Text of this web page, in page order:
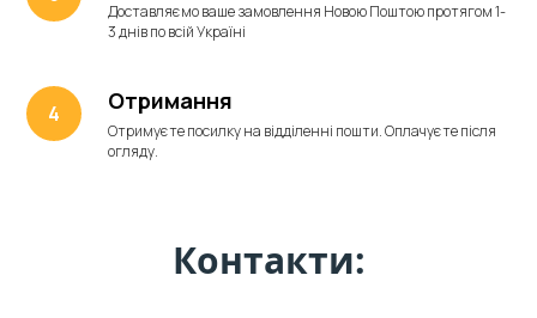
Доставляємо ваше замовлення Новою Поштою протягом 1-
3 днів по всій Україні
Отримання
Отримуєте посилку на відділенні пошти. Оплачуєте після
огляду.
Контакти: